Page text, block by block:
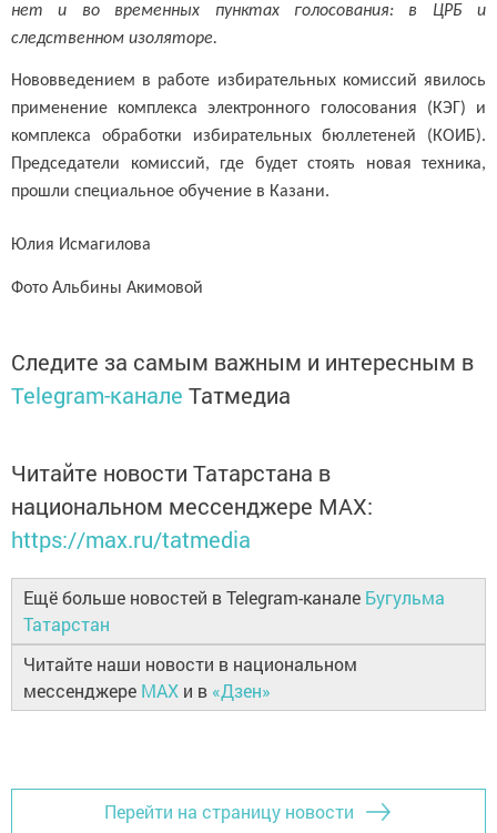
нет и во временных пунктах голосования: в ЦРБ и
следственном изоляторе.
Нововведением в работе избирательных комиссий явилось
применение комплекса электронного голосования (КЭГ) и
комплекса обработки избирательных бюллетеней (КОИБ).
Председатели комиссий, где будет стоять новая техника,
прошли специальное обучение в Казани.
Юлия Исмагилова
Фото Альбины Акимовой
Следите за самым важным и интересным в
Telegram-канале Татмедиа
Читайте новости Татарстана в
национальном мессенджере MАХ:
https://max.ru/tatmedia
Ещё больше новостей в Telegram-канале Бугульма
Татарстан
Читайте наши новости в национальном
мессенджере MAX и в «Дзен»
Перейти на страницу новости